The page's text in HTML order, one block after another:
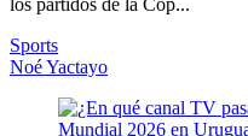
Sports
Noé Yactayo